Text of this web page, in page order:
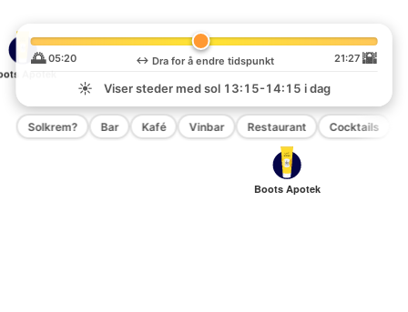
Boots Apotek
Apotek
🌅 05:20 ↔️ Dra for å endre tidspunkt 21:27 🌇
☀️
Viser steder med sol 13:15-14:15 i dag
Solkrem? Bar Kafé Vinbar Restaurant Cocktails